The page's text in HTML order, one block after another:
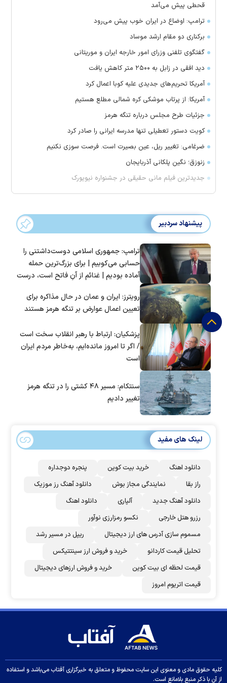
قحطی پیش می‌آمد
ترامپ: اوضاع در ایران خوب پیش می‌رود
برکناری دو مقام ارشد موساد
گفتگوی تلفنی وزرای امور خارجه ایران و موریتانی
دید افقی در زابل به ۲۵۰۰ متر کاهش یافت
آمریکا تحریم‌های جدیدی علیه کوبا اعمال کرد
آمریکا: از پرتاب موشکی کره شمالی مطلع هستیم
جزئیات طرح مجلس درباره تنگه هرمز
کویت دستور تعطیلی تنها مدرسه ایرانی را صادر کرد
ضرغامی: تغییر ریل، عین بصیرت است. فرصت سوزی نکنیم
زنوزق؛ نگین پلکانی آذربایجان
جدیدترین فیلم مانی حقیقی در جشنواره نیویورک
پیشنهاد سردبیر
ترامپ: جمهوری اسلامی دوست‌داشتنی را
حسابی می‌کوبیم | برای بزرگ‌ترین حمله
آماده بودیم | غنائم از آنِ فاتح است، درست
رویترز: ایران و عمان در حال مذاکره برای
تعیین اعمال عوارض بر تنگه هرمز هستند
پزشکیان: ارتباط با رهبر انقلاب سخت است
/ اگر تا امروز مانده‌ایم، به‌خاطر مردم ایران
است
سنتکام: مسیر ۴۸ کشتی را در تنگه هرمز
تغییر دادیم
لینک های مفید
دانلود اهنگ خرید بیت کوین
پنجره دوجداره
راز بقا
نمایندگی مجاز بوش
دانلود آهنگ رز‌ موزیک
دانلود آهنگ جدید
آلپاری
دانلود اهنگ
رزرو هتل خارجی
نکسو رمزارزی نوآور
مسموم سازی آدرس های ارز دیجیتال
ریپل در مسیر رشد
تحلیل قیمت کاردانو
خرید و فروش ارز سینتتیکس
قیمت لحظه ای بیت کوین
خرید و فروش ارزهای دیجیتال
قیمت اتریوم امروز
کلیه حقوق مادی و معنوی این سایت محفوظ و متعلق به خبرگزاری آفتاب می‌باشد و استفاده
از آن با ذکر منبع بلامانع است.